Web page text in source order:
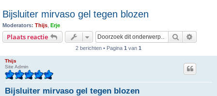
Bijsluiter mirvaso gel tegen blozen
Moderators: Thijs Erje
Plaats reactie Zoek
2 berichten • Pagina 1 van 1
Thijs
Site Admin
Bijsluiter mirvaso gel tegen blozen